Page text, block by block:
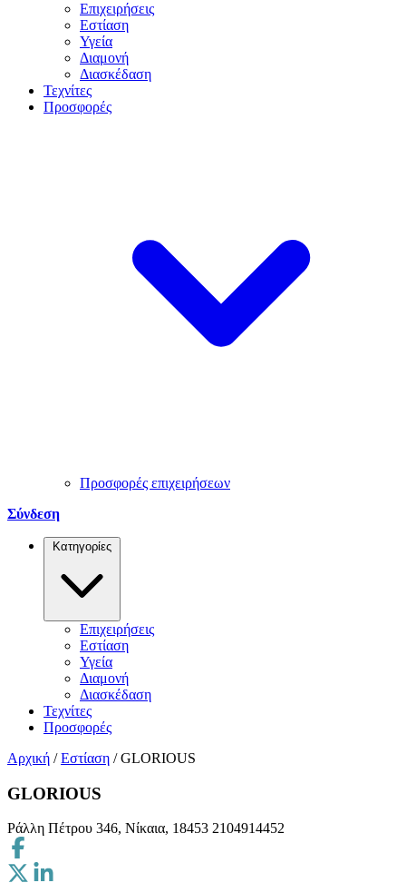
Επιχειρήσεις
Εστίαση
Υγεία
Διαμονή
Διασκέδαση
Τεχνίτες
Προσφορές
Προσφορές επιχειρήσεων
Σύνδεση
Κατηγορίες
Επιχειρήσεις
Εστίαση
Υγεία
Διαμονή
Διασκέδαση
Τεχνίτες
Προσφορές
Αρχική / Εστίαση / GLORIOUS
GLORIOUS
Ράλλη Πέτρου 346, Νίκαια, 18453 2104914452